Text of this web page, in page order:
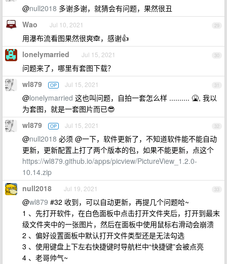
@null2018 多谢多谢，就猜会有问题，果然很丑
29
Wao Jul 10, 2021
用瀑布流看图果然很爽🙈，感谢👍
30
lonelymarried Jul 15, 2021
问题来了，哪里有套图下载？
31
wl879 OP Jul 15, 2021
@lonelymarried 这也叫问题，自拍一套怎么样 .......... 🤮, 我以
为套图，就是一套图片而已😎
32
wl879 OP Jul 15, 2021
@null2018 必须 @一下，软件更新了，不知道软件能不能自动
更新，更新配置上打了两个版本的包，如果不能更新，点这个
https://wl879.github.io/apps/picview/PictureView_1.2.0-
10.14.zip
33
null2018 Jul 19, 2021
@wl879 #32 收到，可以自动更新，再提几个问题哈~
1 、先打开软件，在白色面板中点击打开文件夹后，打开到最末
级文件夹中的一张图片，然后在面板中使用鼠标右滑动会崩溃
2 、偏好设置面板中默认打开文件类型还是无法勾选
3 、使用键盘上下左右快捷键时导航栏中“快捷键”会被点亮
4 、老哥帅气~